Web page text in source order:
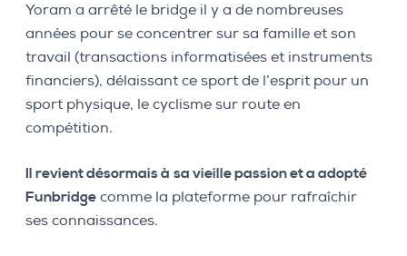
Yoram a arrêté le bridge il y a de nombreuses
années pour se concentrer sur sa famille et son
travail (transactions informatisées et instruments
financiers), délaissant ce sport de l’esprit pour un
sport physique, le cyclisme sur route en
compétition.
Il revient désormais à sa vieille passion et a adopté
Funbridge comme la plateforme pour rafraîchir
ses connaissances.